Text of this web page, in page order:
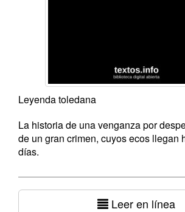
Leyenda toledana
La historia de una venganza por
de un gran crimen, cuyos ecos llegan
días.
Leer en línea